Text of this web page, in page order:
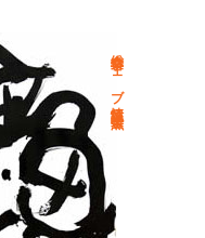
総合文学ウェブ情報誌 文学金魚